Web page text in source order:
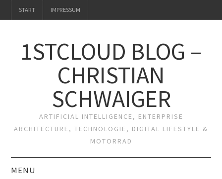
START IMPRESSUM
1STCLOUD BLOG –
CHRISTIAN
SCHWAIGER
ARTIFICIAL INTELLIGENCE, ENTERPRISE
ARCHITECTURE, TECHNOLOGIE, DIGITAL LIFESTYLE &
MOTORRAD
MENU